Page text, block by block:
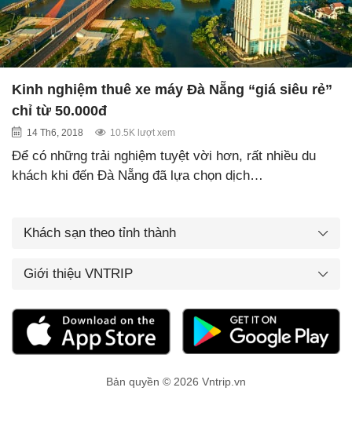
Kinh nghiệm thuê xe máy Đà Nẵng “giá siêu rẻ”
chỉ từ 50.000đ
14 Th6, 2018 10.5K lượt xem
Để có những trải nghiệm tuyệt vời hơn, rất nhiều du
khách khi đến Đà Nẵng đã lựa chọn dịch…
Khách sạn theo tỉnh thành
Giới thiệu VNTRIP
Bản quyền © 2026 Vntrip.vn